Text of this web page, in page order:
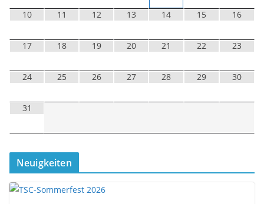
10 11 12 13 14 15 16
17 18 19 20 21 22 23
24 25 26 27 28 29 30
31
Neuigkeiten